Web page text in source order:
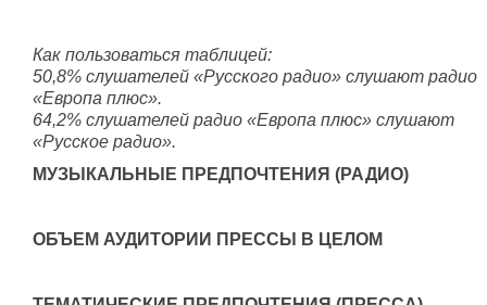
Как пользоваться таблицей:
50,8% слушателей «Русского радио» слушают радио
«Европа плюс».
64,2% слушателей радио «Европа плюс» слушают
«Русское радио».
МУЗЫКАЛЬНЫЕ ПРЕДПОЧТЕНИЯ (РАДИО)
ОБЪЕМ АУДИТОРИИ ПРЕССЫ В ЦЕЛОМ